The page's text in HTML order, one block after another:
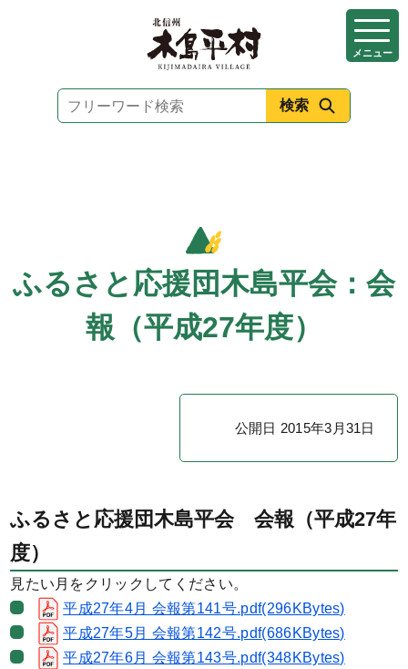
メニュー
ふるさと応援団木島平会：会
報（平成27年度）
公開日 2015年3月31日
ふるさと応援団木島平会 会報（平成27年
度）
見たい月をクリックしてください。
平成27年4月 会報第141号.pdf(296KBytes)
平成27年5月 会報第142号.pdf(686KBytes)
平成27年6月 会報第143号.pdf(348KBytes)